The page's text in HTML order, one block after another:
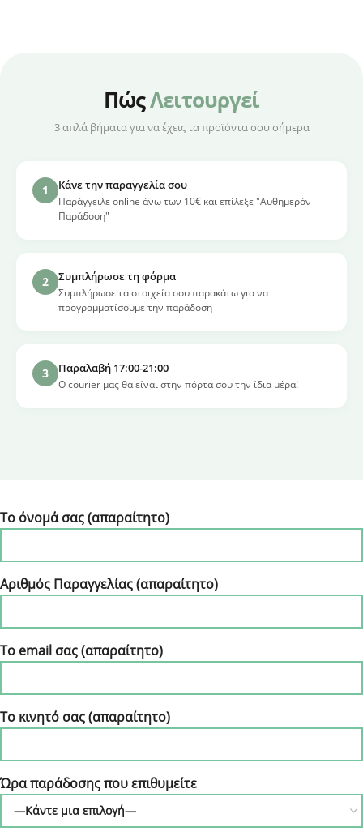
ΠώςΛειτουργεί
3 απλά βήματα για να έχεις τα προϊόντα σου σήμερα
1 Κάνε την παραγγελία σου
Παράγγειλε online άνω των 10€ και επίλεξε "Αυθημερόν
Παράδοση"
2 Συμπλήρωσε τη φόρμα
Συμπλήρωσε τα στοιχεία σου παρακάτω για να
προγραμματίσουμε την παράδοση
3 Παραλαβή 17:00-21:00
Ο courier μας θα είναι στην πόρτα σου την ίδια μέρα!
Το όνομά σας (απαραίτητο)
Αριθμός Παραγγελίας (απαραίτητο)
Το email σας (απαραίτητο)
Το κινητό σας (απαραίτητο)
Ώρα παράδοσης που επιθυμείτε